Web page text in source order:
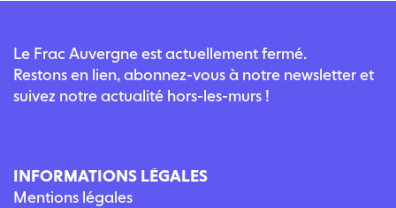
Le Frac Auvergne est actuellement fermé.
Restons en lien, abonnez-vous à notre newsletter et
suivez notre actualité hors-les-murs !
INFORMATIONS LÉGALES
Mentions légales